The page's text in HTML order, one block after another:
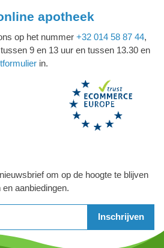
apotheek
op het nummer +32 014 58 87 44,
9 en 13 uur en tussen 13.30 en
in.
om op de hoogte te blijven
aanbiedingen.
Inschrijven